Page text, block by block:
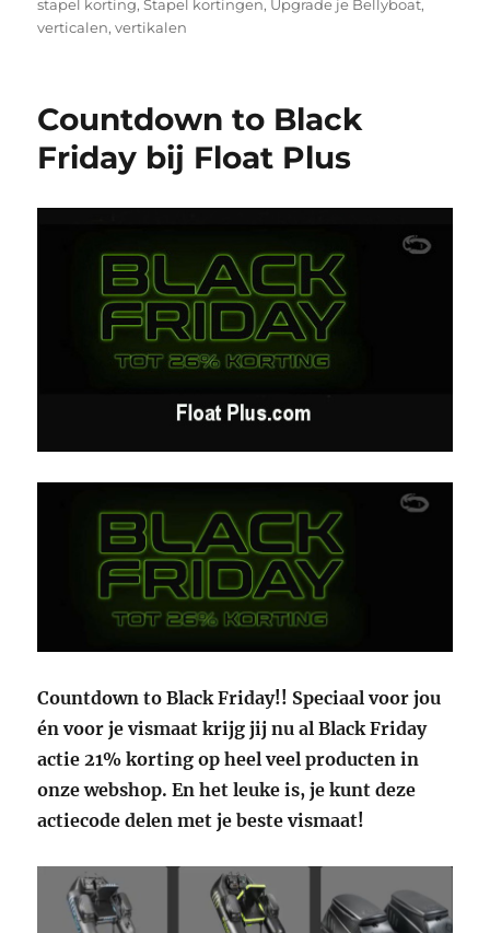
stapel korting,Stapel kortingen, Upgrade je Bellyboat,
verticalen,vertikalen
Countdown to Black
Friday bij Float Plus
Countdown to Black Friday!! Speciaal voor jou
én voor je vismaat krijg jij nu al Black Friday
actie 21% korting op heel veel producten in
onze webshop. En het leuke is, je kunt deze
actiecode delen met je beste vismaat!